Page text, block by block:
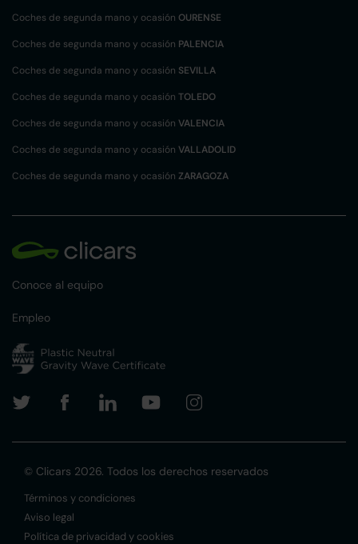
Coches de segunda mano y ocasión OURENSE
Coches de segunda mano y ocasión PALENCIA
Coches de segunda mano y ocasión SEVILLA
Coches de segunda mano y ocasión TOLEDO
Coches de segunda mano y ocasión VALENCIA
Coches de segunda mano y ocasión VALLADOLID
Coches de segunda mano y ocasión ZARAGOZA
Conoce al equipo
Empleo
© Clicars 2026. Todos los derechos reservados
Términos y condiciones
Aviso legal
Política de privacidad y cookies